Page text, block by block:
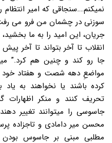
نمیکنم….سنجاقی که امیر
سوزنی در چشمان من فرو می
جریان، این امید را به ما
انقلاب تا آخر بتواند تا آخر
جا رو کند و چنین هم کرد.”
مواضعِ دهه شصت و هفتاد خود در
کرده باشند یا نخواهند به یاد
تحریف کنند و منکر اظهارات
جاسوسی را میتوانند تغییر
محسن میر دامادی و تاجزاده
مطلبی مبنی بر جاسوس بودن